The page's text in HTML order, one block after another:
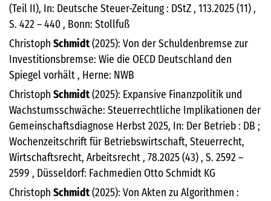
(Teil II), In: Deutsche Steuer-Zeitung : DStZ , 113.2025 (11) ,
S. 422 – 440 , Bonn: Stollfuß
Christoph Schmidt(2025): Von der Schuldenbremse zur
Investitionsbremse: Wie die OECD Deutschland den
Spiegel vorhält , Herne: NWB
Christoph Schmidt(2025): Expansive Finanzpolitik und
Wachstumsschwäche: Steuerrechtliche Implikationen der
Gemeinschaftsdiagnose Herbst 2025, In: Der Betrieb : DB ;
Wochenzeitschrift für Betriebswirtschaft, Steuerrecht,
Wirtschaftsrecht, Arbeitsrecht , 78.2025 (43) , S. 2592 –
2599 , Düsseldorf: Fachmedien Otto Schmidt KG
Christoph Schmidt(2025): Von Akten zu Algorithmen :